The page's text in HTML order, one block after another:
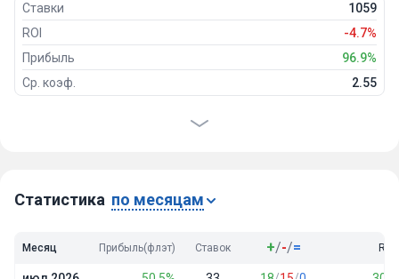
Ставки
1059
ROI
-4.7%
Прибыль
96.9%
Ср. коэф.
2.55
Проигрыши
Статистика по месяцам
Месяц Прибыль(флэт) Ставок +/-/= ROI